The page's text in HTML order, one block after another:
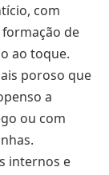
com
de
ao toque.
poroso que
a
ou com
internos e